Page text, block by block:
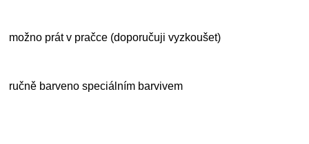
možno prát v pračce (doporučuji vyzkoušet)
ručně barveno speciálním barvivem